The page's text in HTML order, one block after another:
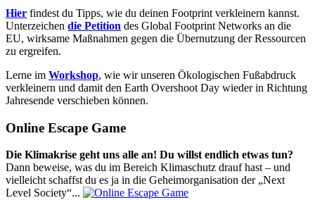
Hier findest du Tipps, wie du deinen Footprint verkleinern kannst.
Unterzeichen die Petition des Global Footprint Networks an die
EU, wirksame Maßnahmen gegen die Übernutzung der Ressourcen
zu ergreifen.
Lerne im Workshop, wie wir unseren Ökologischen Fußabdruck
verkleinern und damit den Earth Overshoot Day wieder in Richtung
Jahresende verschieben können.
Online Escape Game
Die Klimakrise geht uns alle an! Du willst endlich etwas tun?
Dann beweise, was du im Bereich Klimaschutz drauf hast – und
vielleicht schaffst du es ja in die Geheimorganisation der „Next
Level Society“...